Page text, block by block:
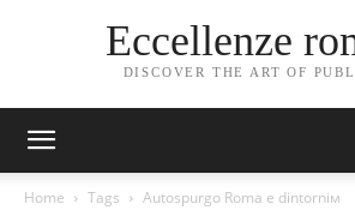
Eccellenze
DISCOVER THE ART OF
Home Tags Autospurgo Roma e dintorniм